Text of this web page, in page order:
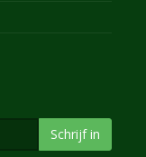
Schrijf in